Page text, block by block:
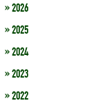
» 2026
» 2025
» 2024
» 2023
» 2022